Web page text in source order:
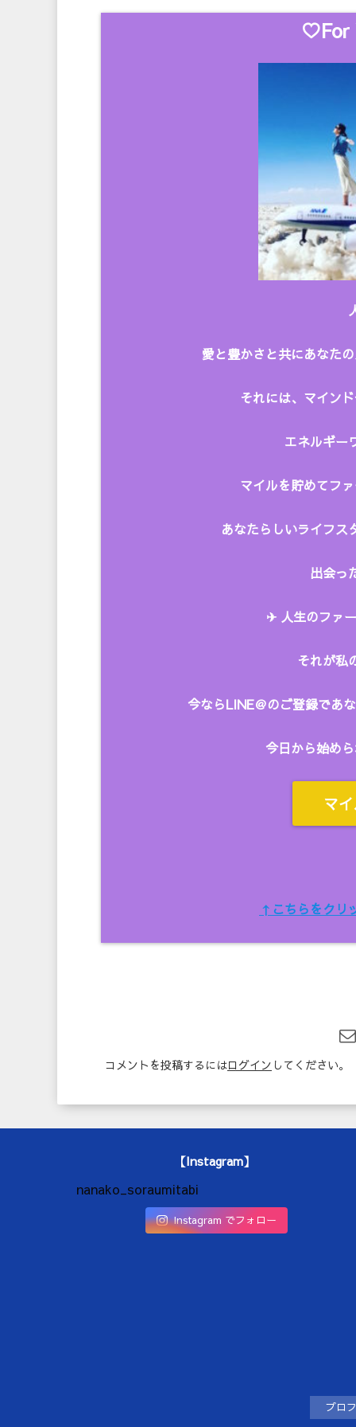
♡For
愛と豊かさと共にあなた
それには、マイン
エネルギー
マイルを貯めてフ
あなたらしいライフス
出会っ
✈︎ 人生のファ
それが私
今ならLINE＠のご登録であ
今日から始め
マ
↑こちらをクリ
コメントを投稿するにはログイン してください。
【Instagram】
nanako_soraumitabi
Instagram でフォロー
プロ